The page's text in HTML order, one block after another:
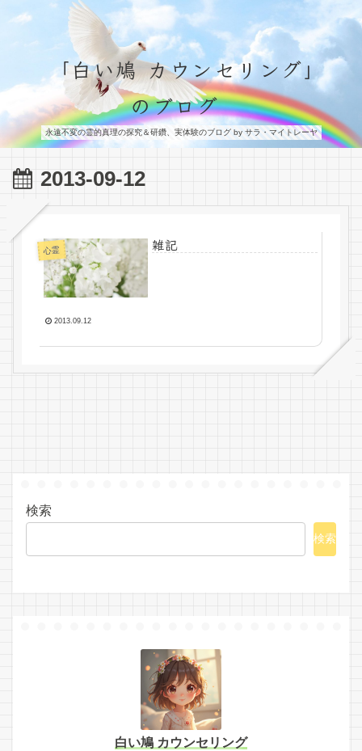
「白い鳩 カウンセリング」
のブログ
永遠不変の霊的真理の探究＆研鑽、実体験のブログ by サラ・マイトレーヤ
2013-09-12
心霊 雑記
2013.09.12
検索
検索
白い鳩 カウンセリング